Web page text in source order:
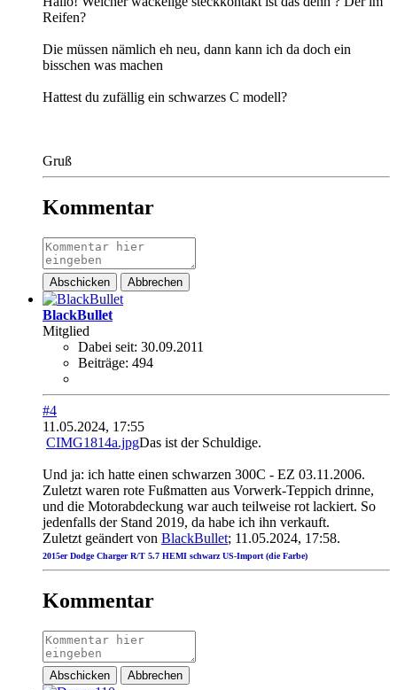
Reifen?
Die müssen nämlich eh neu, dann kann ich da doch ein
bisschen was machen
Hattest du zufällig ein schwarzes C modell?
Gruß
Kommentar
Abschicken Abbrechen
BlackBullet
Mitglied
Dabei seit: 30.09.2011
Beiträge: 494
#4
11.05.2024, 17:55
CIMG1814a.jpgDas ist der Schuldige.
Und ja: ich hatte einen schwarzen 300C - EZ 03.11.2006.
Zuletzt waren rote Fußmatten aus Vorwerk-Teppich drinne,
und die Motorabdeckung war auch teilweise rot lackiert. So
jedenfalls der Stand 2019, da habe ich ihn verkauft.
Zuletzt geändert von BlackBullet; 11.05.2024, 17:58.
2015er Dodge Charger R/T 5.7 HEMI schwarz US-Import (die Farbe)
Kommentar
Abschicken Abbrechen